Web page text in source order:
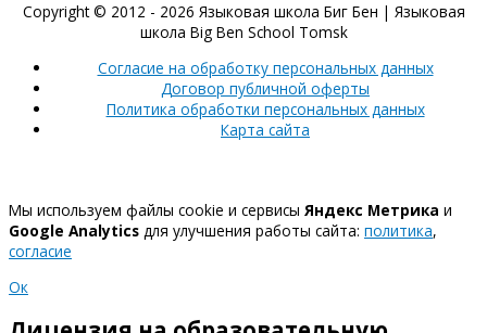
Copyright © 2012 - 2026 Языковая школа Биг Бен | Языковая
школа Big Ben School Tomsk
Согласие на обработку персональных данных
Договор публичной оферты
Политика обработки персональных данных
Карта сайта
Мы используем файлы cookie и сервисы Яндекс Метрика и
Google Analytics для улучшения работы сайта: политика,
согласие
Ок